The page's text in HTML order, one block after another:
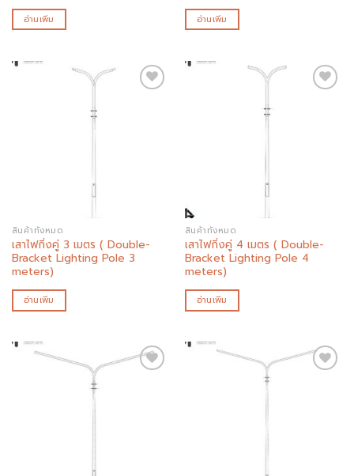
อ่านเพิ่ม อ่านเพิ่ม
สินค้าทั้งหมด
เสาไฟกิ่งคู่ 3 เมตร ( Double-
Bracket Lighting Pole 3
meters)
อ่านเพิ่ม
สินค้าทั้งหมด
เสาไฟกิ่งคู่ 4 เมตร ( Double-
Bracket Lighting Pole 4
meters)
อ่านเพิ่ม